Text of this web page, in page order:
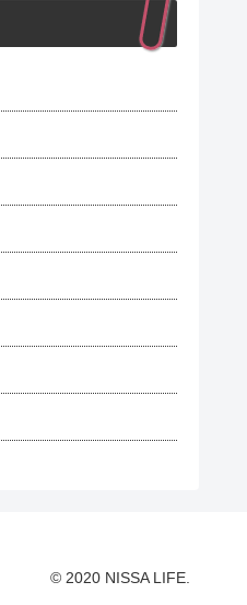
© 2020 NISSA LIFE.